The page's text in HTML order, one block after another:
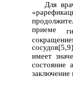
Для
приеме
имеет
состояние
заключение